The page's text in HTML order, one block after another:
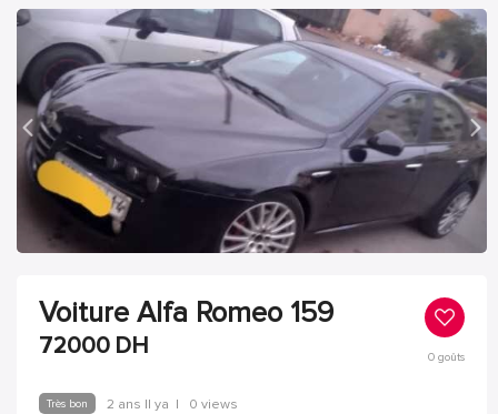
précédent
Voiture Alfa Romeo 159
72000 DH 0goûts
Très bon 2 ans Il ya | 0 views